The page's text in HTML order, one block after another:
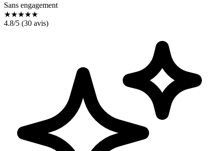
Sans engagement
★★★★★
4.8/5 (30 avis)